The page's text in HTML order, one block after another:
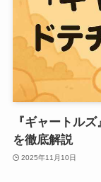
『ギャートル
を徹底解説
2025年11月10日